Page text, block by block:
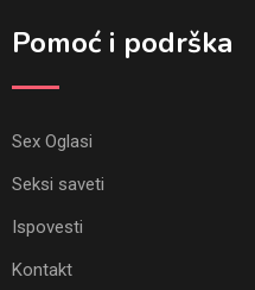
Pomoć i podrška
Sex Oglasi
Seksi saveti
Ispovesti
Kontakt